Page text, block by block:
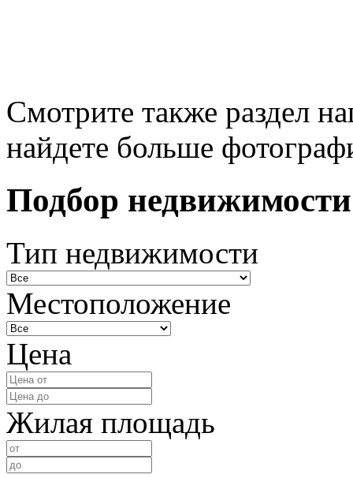
Смотрите также раздел
найдете больше
Подбор недвижимости
Тип недвижимости
Местоположение
Цена
Жилая площадь